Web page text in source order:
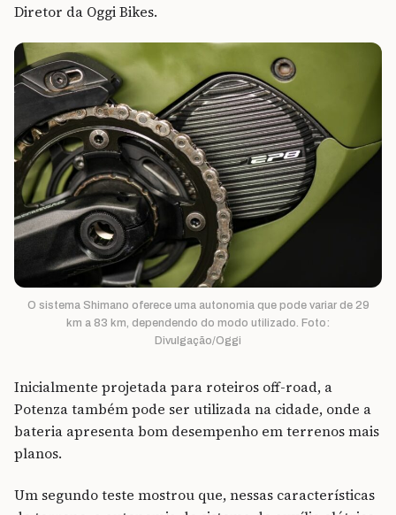
Diretor da Oggi Bikes.
O sistema Shimano oferece uma autonomia que pode variar de 29
km a 83 km, dependendo do modo utilizado. Foto:
Divulgação/Oggi
Inicialmente projetada para roteiros off-road, a
Potenza também pode ser utilizada na cidade, onde a
bateria apresenta bom desempenho em terrenos mais
planos.
Um segundo teste mostrou que, nessas características